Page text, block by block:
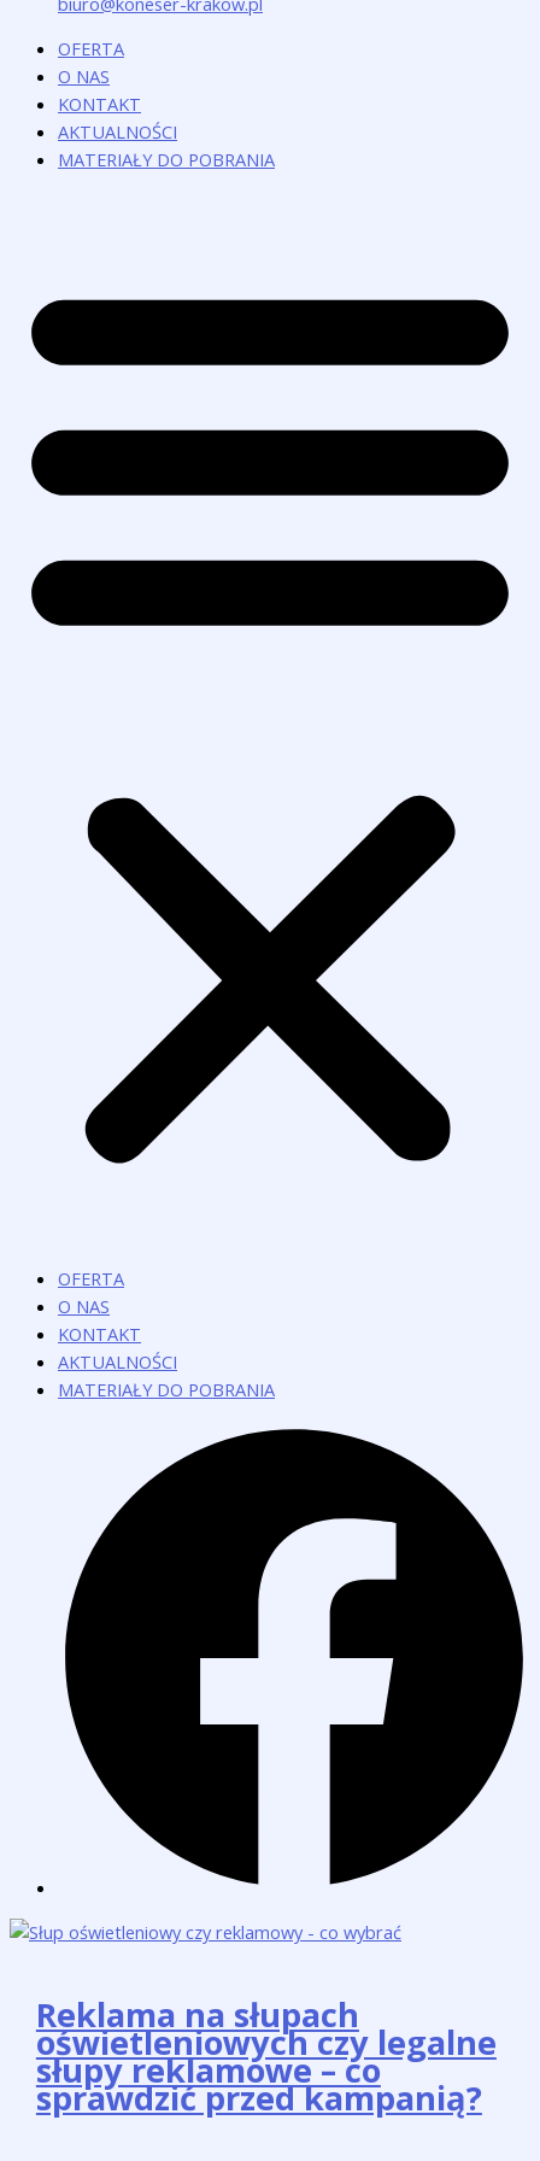
OFERTA
O NAS
KONTAKT
AKTUALNOŚCI
MATERIAŁY DO POBRANIA
OFERTA
O NAS
KONTAKT
AKTUALNOŚCI
MATERIAŁY DO POBRANIA
Reklama na słupach
oświetleniowych czy legalne
słupy reklamowe – co
sprawdzić przed kampanią?